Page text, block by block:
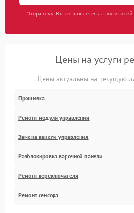
Отправляя, Вы соглашаетесь с
Цены на услуги
Цены актуальны на текущую
Прошивка
Ремонт модуля управления
Замена панели управления
Разблокировка варочной панели
Ремонт переключателя
Ремонт сенсора